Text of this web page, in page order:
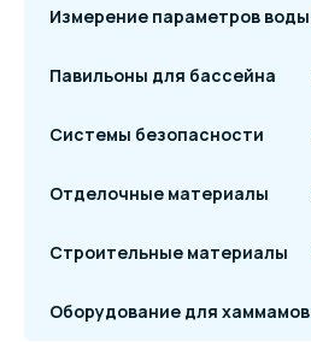
Измерение параметров воды
Павильоны для бассейна
Системы безопасности
Отделочные материалы
Строительные материалы
Оборудование для хаммамов